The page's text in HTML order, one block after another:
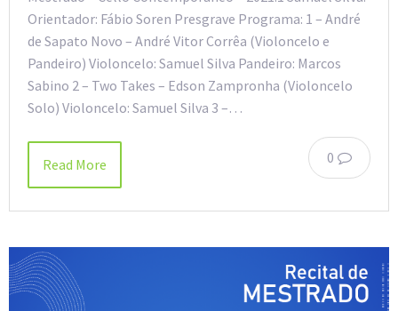
Orientador: Fábio Soren Presgrave Programa: 1 – André
de Sapato Novo – André Vitor Corrêa (Violoncelo e
Pandeiro) Violoncelo: Samuel Silva Pandeiro: Marcos
Sabino 2 – Two Takes – Edson Zampronha (Violoncelo
Solo) Violoncelo: Samuel Silva 3 –…
0
Read More